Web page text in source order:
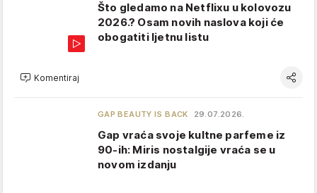
Što gledamo na Netflixu u kolovozu
2026.? Osam novih naslova koji će
obogatiti ljetnu listu
Komentiraj
GAP BEAUTY IS BACK 29.07.2026.
Gap vraća svoje kultne parfeme iz
90-ih: Miris nostalgije vraća se u
novom izdanju